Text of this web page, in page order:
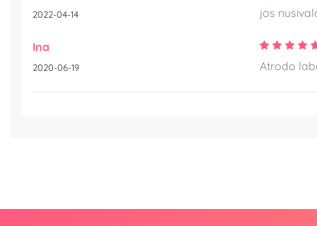
2022-04-14
jos
Ina
2020-06-19 Atrodo